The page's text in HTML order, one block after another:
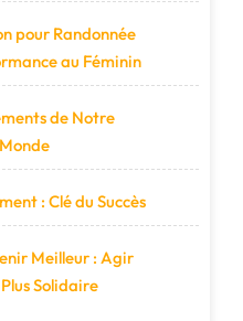
pour Randonnée
au Féminin
de Notre
: Clé du Succès
Meilleur : Agir
Solidaire